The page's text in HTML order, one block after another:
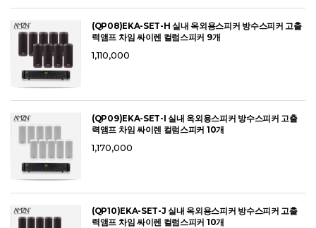
(QP08)EKA-SET-H 실내 옥외용스피커 방수스피커 고출
력앰프 차임 싸이렌 컬럼스피커 9개
1,110,000
(QP09)EKA-SET-I 실내 옥외용스피커 방수스피커 고출
력앰프 차임 싸이렌 컬럼스피커 10개
1,170,000
(QP10)EKA-SET-J 실내 옥외용스피커 방수스피커 고출
력앰프 차임 싸이렌 컬럼스피커 10개